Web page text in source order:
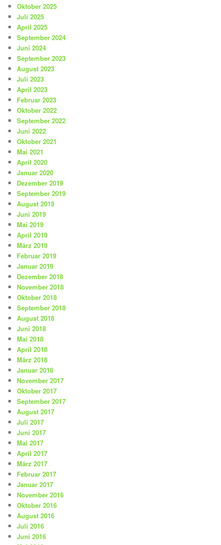
Oktober 2025
Juli 2025
April 2025
September 2024
Juni 2024
September 2023
August 2023
Juli 2023
April 2023
Februar 2023
Oktober 2022
September 2022
Juni 2022
Oktober 2021
Mai 2021
April 2020
Januar 2020
Dezember 2019
September 2019
August 2019
Juni 2019
Mai 2019
April 2019
März 2019
Februar 2019
Januar 2019
Dezember 2018
November 2018
Oktober 2018
September 2018
August 2018
Juni 2018
Mai 2018
April 2018
März 2018
Januar 2018
November 2017
Oktober 2017
September 2017
August 2017
Juli 2017
Juni 2017
Mai 2017
April 2017
März 2017
Februar 2017
Januar 2017
November 2016
Oktober 2016
August 2016
Juli 2016
Juni 2016